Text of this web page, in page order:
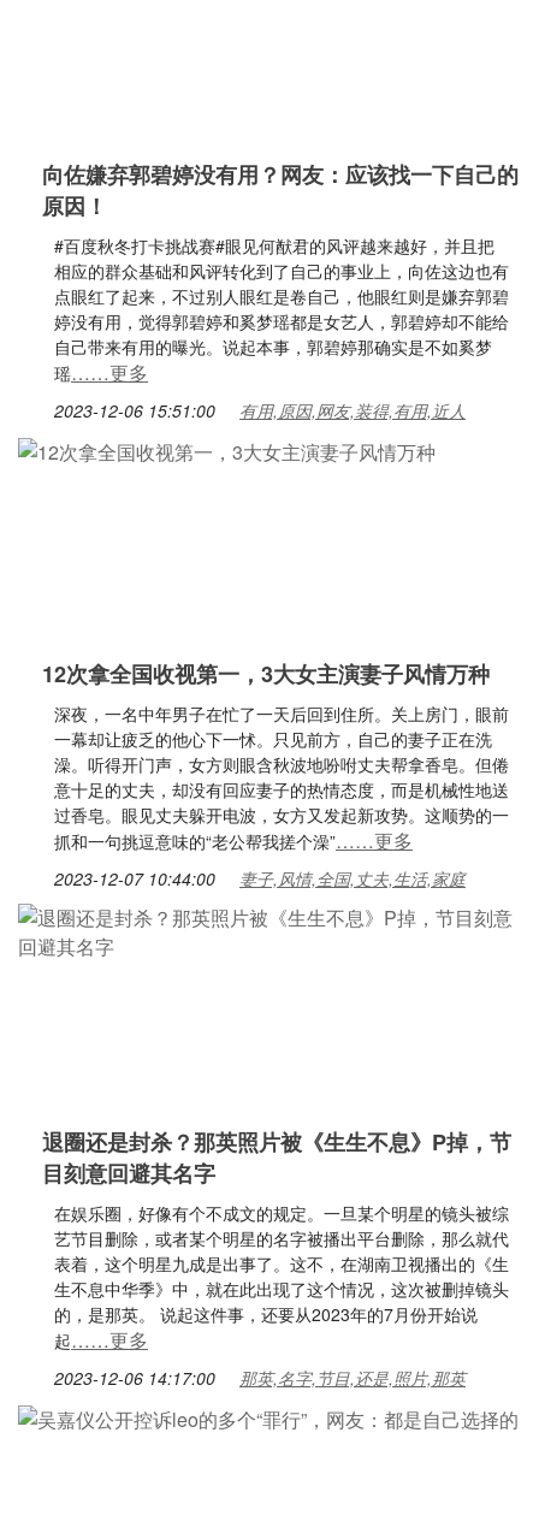
向佐嫌弃郭碧婷没有用？网友：应该找一下自己的
原因！
#百度秋冬打卡挑战赛#眼见何猷君的风评越来越好，并且把
相应的群众基础和风评转化到了自己的事业上，向佐这边也有
点眼红了起来，不过别人眼红是卷自己，他眼红则是嫌弃郭碧
婷没有用，觉得郭碧婷和奚梦瑶都是女艺人，郭碧婷却不能给
自己带来有用的曝光。说起本事，郭碧婷那确实是不如奚梦
瑶……更多
2023-12-06 15:51:00 有用,原因,网友,装得,有用,近人
12次拿全国收视第一，3大女主演妻子风情万种
深夜，一名中年男子在忙了一天后回到住所。关上房门，眼前
一幕却让疲乏的他心下一怵。只见前方，自己的妻子正在洗
澡。听得开门声，女方则眼含秋波地吩咐丈夫帮拿香皂。但倦
意十足的丈夫，却没有回应妻子的热情态度，而是机械性地送
过香皂。眼见丈夫躲开电波，女方又发起新攻势。这顺势的一
抓和一句挑逗意味的“老公帮我搓个澡”……更多
2023-12-07 10:44:00 妻子,风情,全国,丈夫,生活,家庭
退圈还是封杀？那英照片被《生生不息》P掉，节
目刻意回避其名字
在娱乐圈，好像有个不成文的规定。一旦某个明星的镜头被综
艺节目删除，或者某个明星的名字被播出平台删除，那么就代
表着，这个明星九成是出事了。这不，在湖南卫视播出的《生
生不息中华季》中，就在此出现了这个情况，这次被删掉镜头
的，是那英。 说起这件事，还要从2023年的7月份开始说
起……更多
2023-12-06 14:17:00 那英,名字,节目,还是,照片,那英